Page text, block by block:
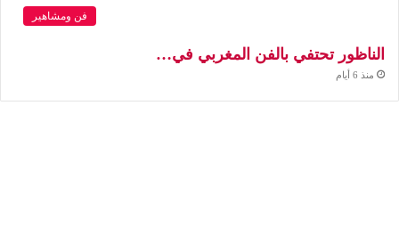
فن ومشاهير
الناظور تحتفي بالفن المغربي في…
منذ 6 أيام